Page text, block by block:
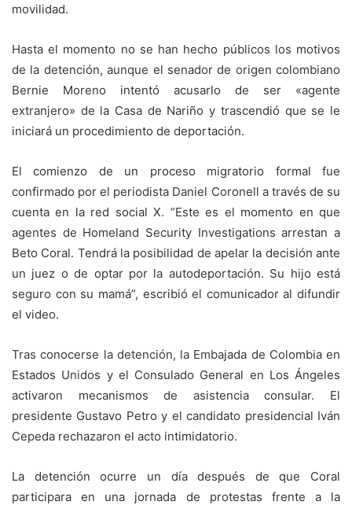
movilidad.
Hasta el momento no se han hecho públicos los motivos
de la detención, aunque el senador de origen colombiano
Bernie Moreno intentó acusarlo de ser «agente
extranjero» de la Casa de Nariño y trascendió que se le
iniciará un procedimiento de deportación.
El comienzo de un proceso migratorio formal fue
confirmado por el periodista Daniel Coronell a través de su
cuenta en la red social X. “Este es el momento en que
agentes de Homeland Security Investigations arrestan a
Beto Coral. Tendrá la posibilidad de apelar la decisión ante
un juez o de optar por la autodeportación. Su hijo está
seguro con su mamá”, escribió el comunicador al difundir
el video.
Tras conocerse la detención, la Embajada de Colombia en
Estados Unidos y el Consulado General en Los Ángeles
activaron mecanismos de asistencia consular. El
presidente Gustavo Petro y el candidato presidencial Iván
Cepeda rechazaron el acto intimidatorio.
La detención ocurre un día después de que Coral
participara en una jornada de protestas frente a la